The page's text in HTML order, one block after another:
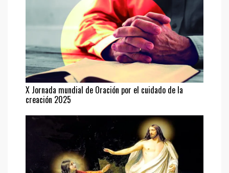
X Jornada mundial de Oración por el cuidado de la
creación 2025